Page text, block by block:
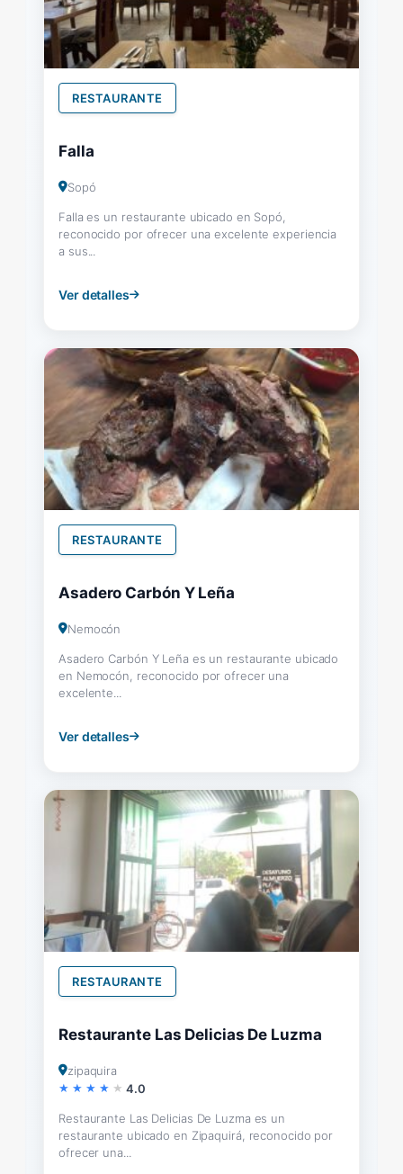
RESTAURANTE
Falla
Sopó
Falla es un restaurante ubicado en Sopó,
reconocido por ofrecer una excelente experiencia
a sus...
Ver detalles
RESTAURANTE
Asadero Carbón Y Leña
Nemocón
Asadero Carbón Y Leña es un restaurante ubicado
en Nemocón, reconocido por ofrecer una
excelente...
Ver detalles
RESTAURANTE
Restaurante Las Delicias De Luzma
zipaquira
4.0
Restaurante Las Delicias De Luzma es un
restaurante ubicado en Zipaquirá, reconocido por
ofrecer una...